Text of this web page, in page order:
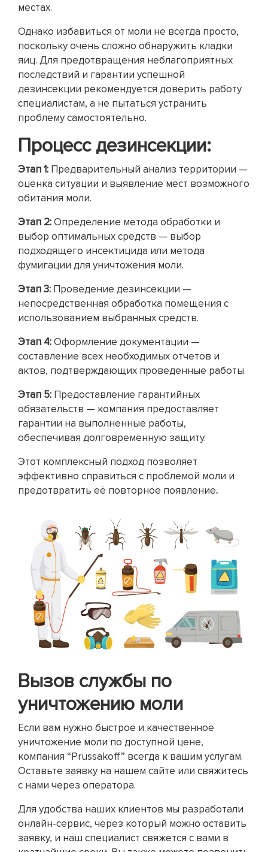
местах.
Однако избавиться от моли не всегда просто,
поскольку очень сложно обнаружить кладки
яиц. Для предотвращения неблагоприятных
последствий и гарантии успешной
дезинсекции рекомендуется доверить работу
специалистам, а не пытаться устранить
проблему самостоятельно.
Процесс дезинсекции:
Этап1: Предварительный анализ территории —
оценка ситуации и выявление мест возможного
обитания моли.
Этап 2:Определение метода обработки и
выбор оптимальных средств — выбор
подходящего инсектицида или метода
фумигации для уничтожения моли.
Этап 3: Проведение дезинсекции —
непосредственная обработка помещения с
использованием выбранных средств.
Этап 4:Оформление документации —
составление всех необходимых отчетов и
актов, подтверждающих проведенные работы.
Этап 5: Предоставление гарантийных
обязательств — компания предоставляет
гарантии на выполненные работы,
обеспечивая долговременную защиту.
Этот комплексный подход позволяет
эффективно справиться с проблемой моли и
предотвратить её повторное появление.
Вызов службы по
уничтожению моли
Если вам нужно быстрое и качественное
уничтожение моли по доступной цене,
компания “Prussakoff” всегда к вашим услугам.
Оставьте заявку на нашем сайте или свяжитесь
с нами через оператора.
Для удобства наших клиентов мы разработали
онлайн-сервис, через который можно оставить
заявку, и наш специалист свяжется с вами в